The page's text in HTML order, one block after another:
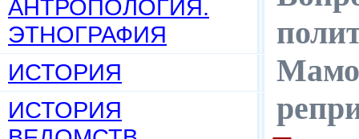
АНТРОПОЛОГИЯ.
ЭТНОГРАФИЯ
ИСТОРИЯ
ИСТОРИЯ